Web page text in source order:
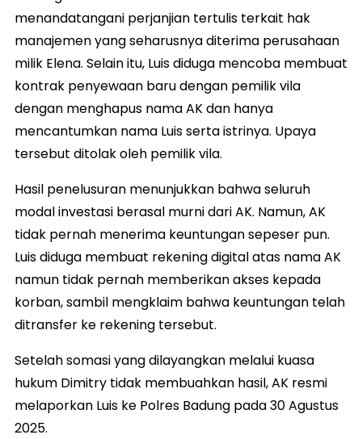
menandatangani perjanjian tertulis terkait hak
manajemen yang seharusnya diterima perusahaan
milik Elena. Selain itu, Luis diduga mencoba membuat
kontrak penyewaan baru dengan pemilik vila
dengan menghapus nama AK dan hanya
mencantumkan nama Luis serta istrinya. Upaya
tersebut ditolak oleh pemilik vila.
Hasil penelusuran menunjukkan bahwa seluruh
modal investasi berasal murni dari AK. Namun, AK
tidak pernah menerima keuntungan sepeser pun.
Luis diduga membuat rekening digital atas nama AK
namun tidak pernah memberikan akses kepada
korban, sambil mengklaim bahwa keuntungan telah
ditransfer ke rekening tersebut.
Setelah somasi yang dilayangkan melalui kuasa
hukum Dimitry tidak membuahkan hasil, AK resmi
melaporkan Luis ke Polres Badung pada 30 Agustus
2025.